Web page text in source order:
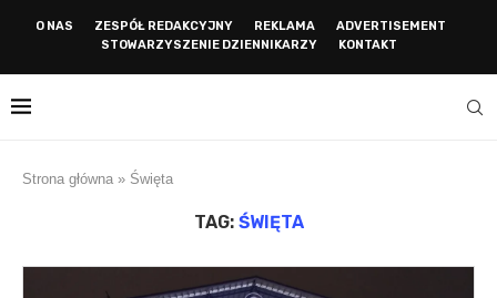
O NAS ZESPÓŁ REDAKCYJNY REKLAMA
ADVERTISEMENT
STOWARZYSZENIE DZIENNIKARZY
KONTAKT
Strona główna » Święta
TAG: ŚWIĘTA